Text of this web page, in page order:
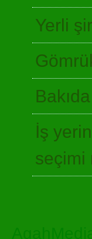
Yerli
İş
seçimi